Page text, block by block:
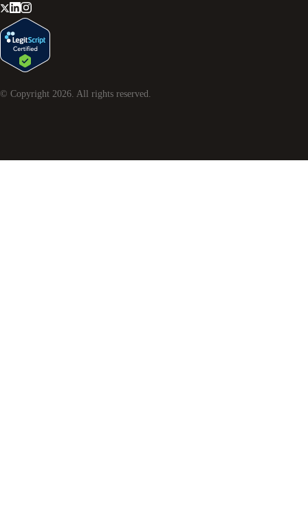
© Copyright 2026 . All rights reserved.